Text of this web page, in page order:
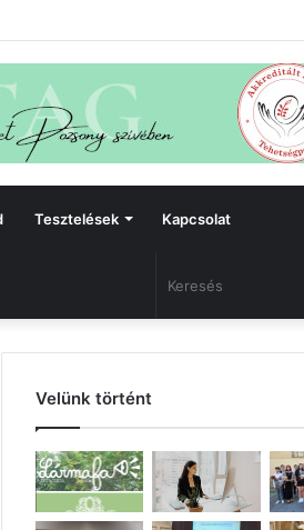
Tesztelések Kapcsolat
Velünk történt